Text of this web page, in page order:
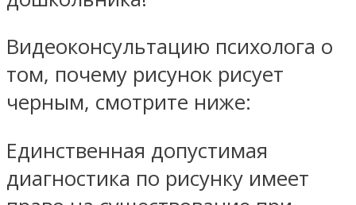
Видеоконсультацию психолога о
том, почему рисунок рисует
черным, смотрите ниже:
Единственная допустимая
диагностика по рисунку имеет